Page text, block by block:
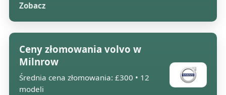
Zobacz
Ceny złomowania volvo w
Milnrow
Średnia cena złomowania: £300 • 12
modeli